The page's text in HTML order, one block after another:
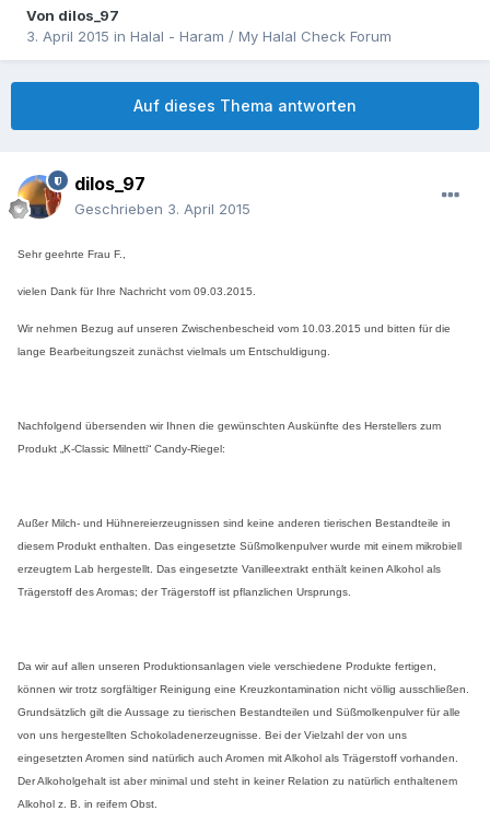
Von dilos_97
3. April 2015 in Halal - Haram / My Halal Check Forum
Auf dieses Thema antworten
dilos_97
Geschrieben 3. April 2015
Sehr geehrte Frau F.,
vielen Dank für Ihre Nachricht vom 09.03.2015.
Wir nehmen Bezug auf unseren Zwischenbescheid vom 10.03.2015 und bitten für die
lange Bearbeitungszeit zunächst vielmals um Entschuldigung.
Nachfolgend übersenden wir Ihnen die gewünschten Auskünfte des Herstellers zum
Produkt „K-Classic Milnetti“ Candy-Riegel:
Außer Milch- und Hühnereierzeugnissen sind keine anderen tierischen Bestandteile in
diesem Produkt enthalten. Das eingesetzte Süßmolkenpulver wurde mit einem mikrobiell
erzeugtem Lab hergestellt. Das eingesetzte Vanilleextrakt enthält keinen Alkohol als
Trägerstoff des Aromas; der Trägerstoff ist pflanzlichen Ursprungs.
Da wir auf allen unseren Produktionsanlagen viele verschiedene Produkte fertigen,
können wir trotz sorgfältiger Reinigung eine Kreuzkontamination nicht völlig ausschließen.
Grundsätzlich gilt die Aussage zu tierischen Bestandteilen und Süßmolkenpulver für alle
von uns hergestellten Schokoladenerzeugnisse. Bei der Vielzahl der von uns
eingesetzten Aromen sind natürlich auch Aromen mit Alkohol als Trägerstoff vorhanden.
Der Alkoholgehalt ist aber minimal und steht in keiner Relation zu natürlich enthaltenem
Alkohol z. B. in reifem Obst.